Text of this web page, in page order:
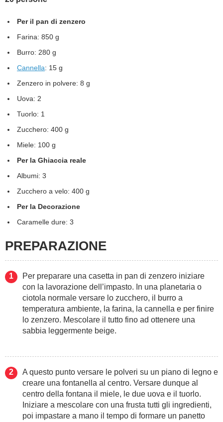
FORUM
Per il pan di zenzero
Farina: 850 g
Burro: 280 g
Cannella: 15 g
Zenzero in polvere: 8 g
Uova: 2
Tuorlo: 1
Zucchero: 400 g
Miele: 100 g
Per la Ghiaccia reale
Albumi: 3
Zucchero a velo: 400 g
Per la Decorazione
Caramelle dure: 3
PREPARAZIONE
Per preparare una casetta in pan di zenzero iniziare
con la lavorazione dell’impasto. In una planetaria o
ciotola normale versare lo zucchero, il burro a
temperatura ambiente, la farina, la cannella e per finire
lo zenzero. Mescolare il tutto fino ad ottenere una
sabbia leggermente beige.
A questo punto versare le polveri su un piano di legno e
creare una fontanella al centro. Versare dunque al
centro della fontana il miele, le due uova e il tuorlo.
Iniziare a mescolare con una frusta tutti gli ingredienti,
poi impastare a mano il tempo di formare un panetto